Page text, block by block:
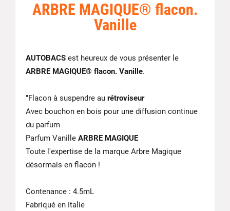
ARBRE MAGIQUE® flacon.
Vanille
AUTOBACS est heureux de vous présenter le
ARBRE MAGIQUE® flacon. Vanille.
"Flacon à suspendre au rétroviseur
Avec bouchon en bois pour une diffusion continue
du parfum
Parfum Vanille ARBRE MAGIQUE
Toute l'expertise de la marque Arbre Magique
désormais en flacon !
Contenance : 4.5mL
Fabriqué en Italie